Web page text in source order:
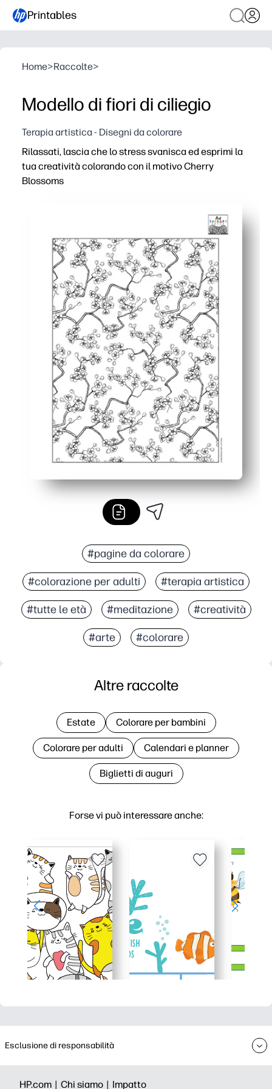
Printables
Home>Raccolte>
Modello di fiori di ciliegio
Terapia artistica - Disegni da colorare
Rilassati, lascia che lo stress svanisca ed esprimi la
tua creatività colorando con il motivo Cherry
Blossoms
I motivi ripetuti dei fiori di ciliegio guidano una
Perfetto per la casa, l'aula o il tempo libero:
Ristampa in qualsiasi momento per esplorare nuove
#pagine da colorare
#colorazione per adulti #terapia artistica
#tutte le età #meditazione #creatività
#arte #colorare
Forse vi può interessare anche:
Altre raccolte
Estate Colorare per bambini
Colorare per adulti Calendari e planner
Biglietti di auguri
Esclusione di responsabilità
HP.com | Chi siamo | Impatto